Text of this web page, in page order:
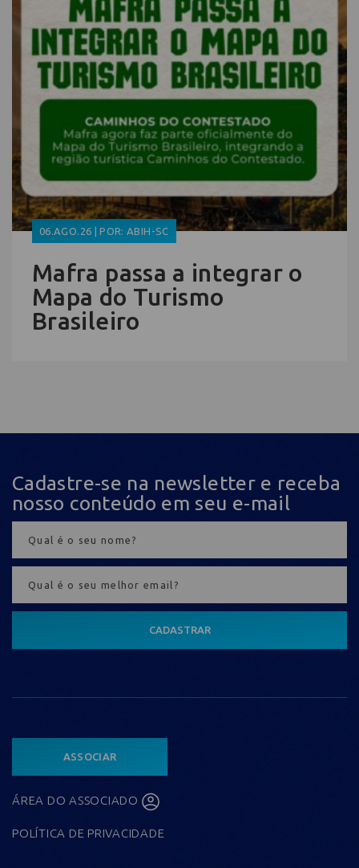
06.AGO.26 | POR: ABIH-SC
Mafra passa a integrar o
Mapa do Turismo
Brasileiro
Cadastre-se na newsletter e receba
nosso conteúdo em seu e-mail
CADASTRAR
ASSOCIAR
ÁREA DO ASSOCIADO
POLÍTICA DE PRIVACIDADE